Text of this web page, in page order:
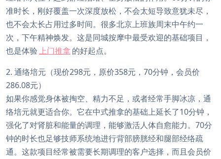
准时长，刚好覆盖一次深度放松，不会太短导致意犹未尽，
也不会太长占用过多时间。很多北京上班族周末中午约一
次，下午精神焕发。这是同城按摩中最受欢迎的基础项目，
也是体验上门推拿的好起点。
2. 通络培元（现价298元，原价358元，70分钟，会员价
286.08元）
如果你感觉身体被掏空、精力不足，或者经常手脚冰凉，通
络培元就更适合你。它在中式推拿的基础上延长了10分钟，
强化了对肾脏和能量的调理，能够激活人体自愈能力。70分
钟的时长也足够技师系统地进行背部膀胱经和腿部经络疏
通。这款项目经常被需要长期调理的客户选择，而且会员价